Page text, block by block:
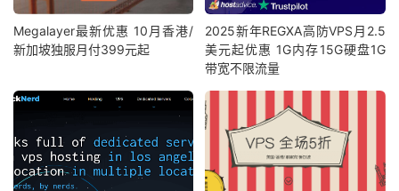
Megalayer最新优惠 10月香港/
新加坡独服月付399元起
2025新年REGXA高防VPS月2.5
美元起优惠 1G内存15G硬盘1G
带宽不限流量